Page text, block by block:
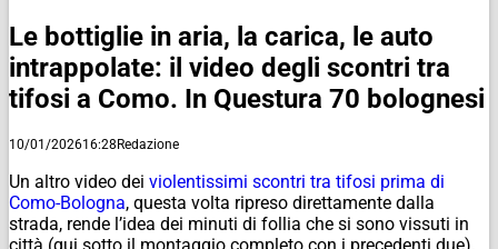
Le bottiglie in aria, la carica, le auto
intrappolate: il video degli scontri tra
tifosi a Como. In Questura 70 bolognesi
10/01/202616:28Redazione
Un altro video dei violentissimi scontri tra tifosi prima di
Como-Bologna, questa volta ripreso direttamente dalla
strada, rende l’idea dei minuti di follia che si sono vissuti in
città (qui sotto il montaggio completo con i precedenti due).